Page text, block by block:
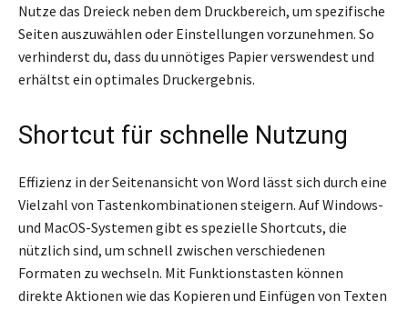
Nutze das Dreieck neben dem Druckbereich, um spezifische
Seiten auszuwählen oder Einstellungen vorzunehmen. So
verhinderst du, dass du unnötiges Papier verswendest und
erhältst ein optimales Druckergebnis.
Shortcut für schnelle Nutzung
Effizienz in der Seitenansicht von Word lässt sich durch eine
Vielzahl von Tastenkombinationen steigern. Auf Windows-
und MacOS-Systemen gibt es spezielle Shortcuts, die
nützlich sind, um schnell zwischen verschiedenen
Formaten zu wechseln. Mit Funktionstasten können
direkte Aktionen wie das Kopieren und Einfügen von Texten